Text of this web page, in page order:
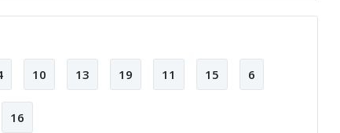
10 13 19 11 15 6
16